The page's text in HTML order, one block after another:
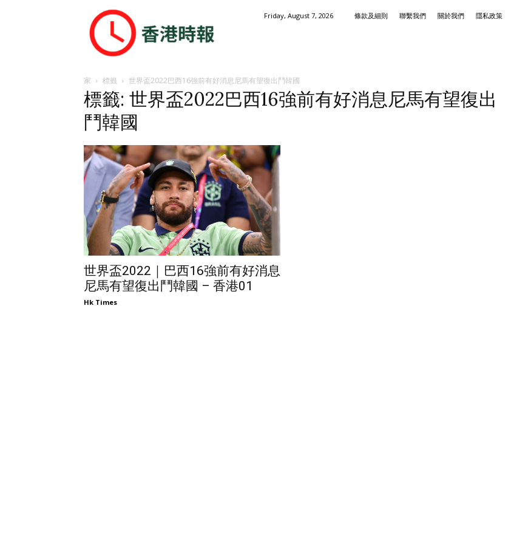
港
時
Friday, August 7, 2026 條款及細則 聯繫我們 關於我們 隱私政策
家 標籤 世界盃2022巴西16強前有好消息尼馬有望復出鬥韓國
標籤: 世界盃2022巴西16強前有好消息尼馬有望復出
鬥韓國
世界盃2022｜巴西16強前有好消息
尼馬有望復出鬥韓國 – 香港01
Hk Times